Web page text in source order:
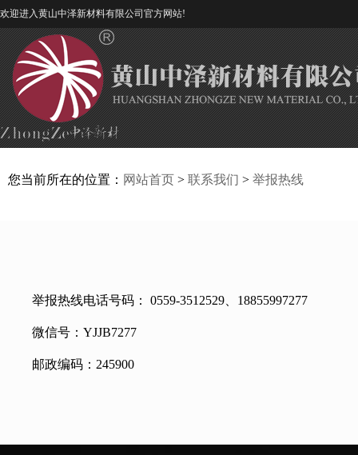
欢迎进入黄山中泽新材料有限公司官方网站!
您当前所在的位置： 网站首页 > 联系我们 > 举报热线
举报热线电话号码： 0559-3512529 18855997277
微信号： YJJB7277
邮政编码： 245900